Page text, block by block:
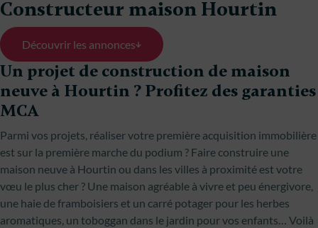
Constructeur maison Hourtin
Découvrir les annonces
Un projet de construction de maison
neuve à Hourtin ? Profitez des garanties
MCA
Parmi vos projets, réaliser votre première acquisition immobilière
est sur la première marche du podium ? Faire construire une
maison neuve à Hourtin ou dans les villes à proximité est votre
vœu le plus cher ? Une maison agréable à vivre et peu énergivore,
une haie de framboisiers et un carré potager pour les herbes
aromatiques, un toboggan dans le jardin pour vos enfants… Voilà